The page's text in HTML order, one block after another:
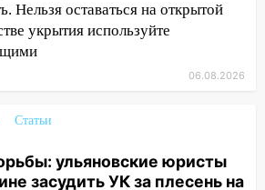
«Ракетная
территории Ульяновской
Евро 3, Евро 4
на Рябикова автомобиль
Нельзя оставаться на открытой
укрытия используйте
06.08.2026
Статьи
ульяновские юристы
засудить УК за плесень на